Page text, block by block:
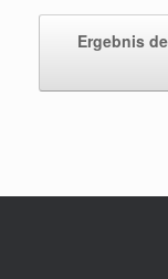
Ergebnis